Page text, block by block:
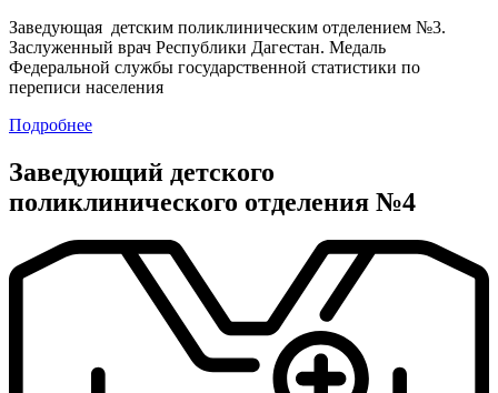
Заведующая детским поликлиническим отделением №3.
Заслуженный врач Республики Дагестан. Медаль
Федеральной службы государственной статистики по
переписи населения
Подробнее
Заведующий детского
поликлинического отделения №4